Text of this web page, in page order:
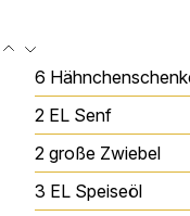
6
2 EL Senf
2 große Zwiebel
3 EL Speiseöl